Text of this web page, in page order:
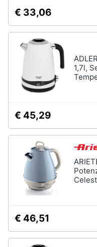
Abbigliamento
Sport
Animali
Libri,
cd
Festività
ricorrenze
Promozioni
Cappe
Forni
microonde
Elettrico
Cappa
Piano
Cottura
Elettrodomestici
Lavastoviglie
da
Incasso
€ 33,06
1,7l,
€ 45,29
€ 46,51